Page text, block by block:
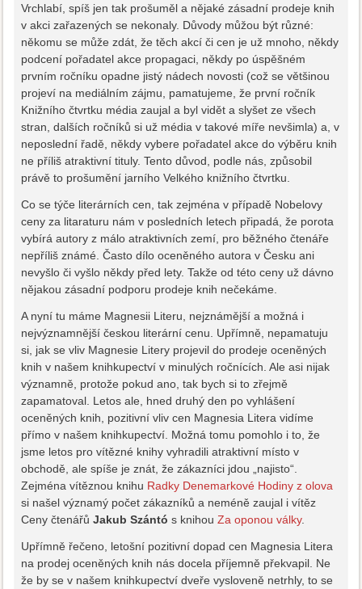
Vrchlabí, spíš jen tak prošuměl a nějaké zásadní prodeje knih
v akci zařazených se nekonaly. Důvody můžou být různé:
někomu se může zdát, že těch akcí či cen je už mnoho, někdy
podcení pořadatel akce propagaci, někdy po úspěšném
prvním ročníku opadne jistý nádech novosti (což se většinou
projeví na mediálním zájmu, pamatujeme, že první ročník
Knižního čtvrtku média zaujal a byl vidět a slyšet ze všech
stran, dalších ročníků si už média v takové míře nevšimla) a, v
neposlední řadě, někdy vybere pořadatel akce do výběru knih
ne příliš atraktivní tituly. Tento důvod, podle nás, způsobil
právě to prošumění jarního Velkého knižního čtvrtku.
Co se týče literárních cen, tak zejména v případě Nobelovy
ceny za litaraturu nám v posledních letech připadá, že porota
vybírá autory z málo atraktivních zemí, pro běžného čtenáře
nepříliš známé. Často dílo oceněného autora v Česku ani
nevyšlo či vyšlo někdy před lety. Takže od této ceny už dávno
nějakou zásadní podporu prodeje knih nečekáme.
A nyní tu máme Magnesii Literu, nejznámější a možná i
nejvýznamnější českou literární cenu. Upřímně, nepamatuju
si, jak se vliv Magnesie Litery projevil do prodeje oceněných
knih v našem knihkupectví v minulých ročnících. Ale asi nijak
významně, protože pokud ano, tak bych si to zřejmě
zapamatoval. Letos ale, hned druhý den po vyhlášení
oceněných knih, pozitivní vliv cen Magnesia Litera vidíme
přímo v našem knihkupectví. Možná tomu pomohlo i to, že
jsme letos pro vítězné knihy vyhradili atraktivní místo v
obchodě, ale spíše je znát, že zákazníci jdou „najisto“.
Zejména vítěznou knihu Radky Denemarkové Hodiny z olova
si našel významý počet zákazníků a neméně zaujal i vítěz
Ceny čtenářůJakub Szántó s knihouZa oponou války.
Upřímně řečeno, letošní pozitivní dopad cen Magnesia Litera
na prodej oceněných knih nás docela příjemně překvapil. Ne
že by se v našem knihkupectví dveře vysloveně netrhly, to se